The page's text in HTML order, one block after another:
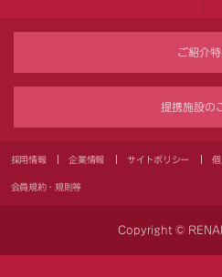
ご紹介
提携施設の
採用情報 企業情報 サイトポリシー 個
会員規約・規則等
Copyright ©